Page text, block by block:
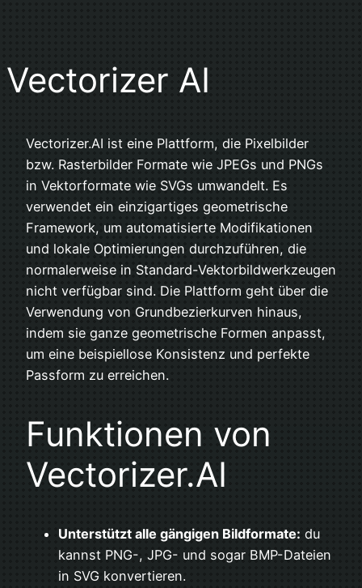
Vectorizer AI
Vectorizer.AI ist eine Plattform, die Pixelbilder
bzw. Rasterbilder Formate wie JPEGs und PNGs
in Vektorformate wie SVGs umwandelt. Es
verwendet ein einzigartiges geometrische
Framework, um automatisierte Modifikationen
und lokale Optimierungen durchzuführen, die
normalerweise in Standard-Vektorbildwerkzeugen
nicht verfügbar sind. Die Plattform geht über die
Verwendung von Grundbezierkurven hinaus,
indem sie ganze geometrische Formen anpasst,
um eine beispiellose Konsistenz und perfekte
Passform zu erreichen.
Funktionen von
Vectorizer.AI
Unterstützt alle gängigen Bildformate: du
kannst PNG-, JPG- und sogar BMP-Dateien
in SVG konvertieren.